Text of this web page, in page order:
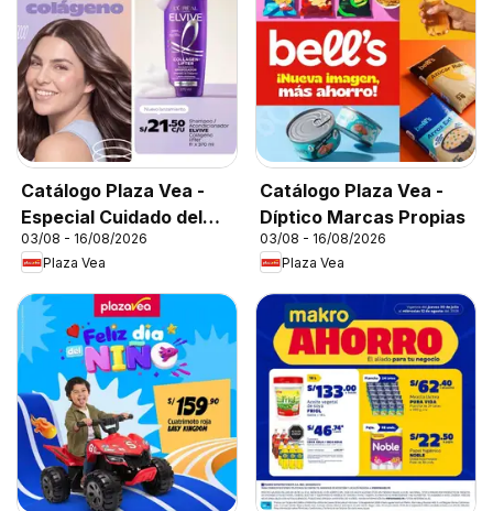
Catálogo Plaza Vea -
Especial Cuidado del
Cabello
03/08 - 16/08/2026
Plaza Vea
Catálogo Plaza Vea -
Díptico Marcas Propias
03/08 - 16/08/2026
Plaza Vea